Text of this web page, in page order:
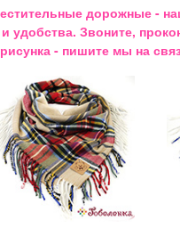
дорожные -
удобства. Звоните,
- пишите мы на